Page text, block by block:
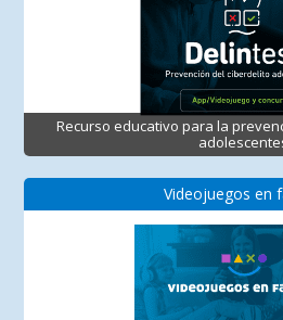
Recurso educativo para la
Videojuegos en